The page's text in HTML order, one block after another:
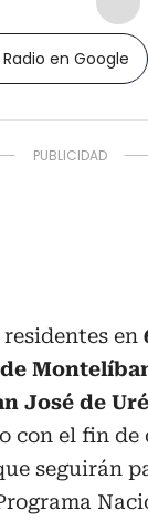
en Google
en
José de
con el fin
seguirán